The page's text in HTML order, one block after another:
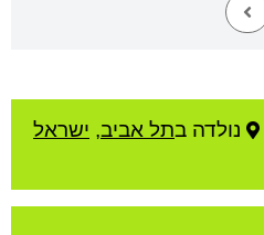
נולדה בתל אביב, ישראל